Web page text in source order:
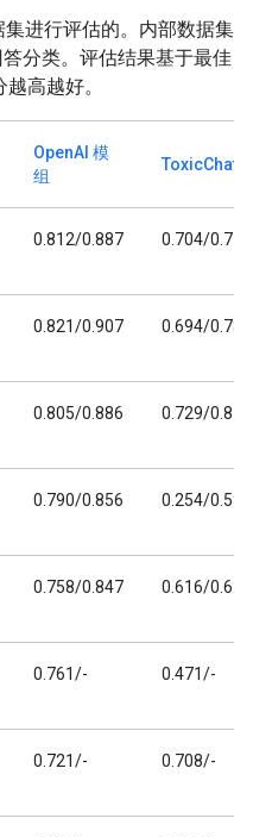
进行评估的。内部数据集
分类。评估结果基于最佳
高越好。
OpenAI 模
组
ToxicChat
0.812/0.887 0.704/0.778
0.821/0.907 0.694/0.782
0.805/0.886 0.729/0.811
0.790/0.856 0.254/0.588
0.758/0.847 0.616/0.626
0.761/- 0.471/-
0.721/- 0.708/-